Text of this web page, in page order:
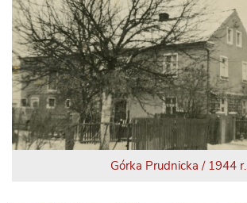
Górka Prudnicka / 1944 r.